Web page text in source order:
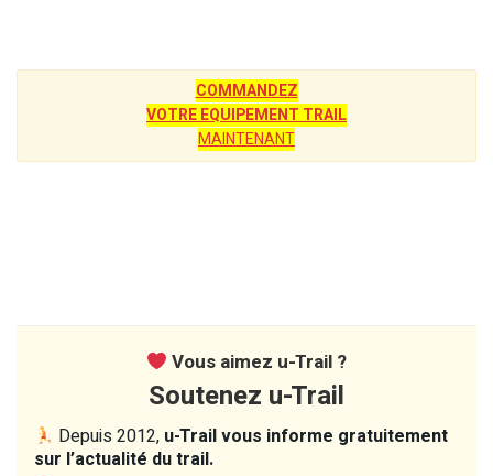
COMMANDEZ
VOTRE EQUIPEMENT TRAIL
MAINTENANT
Vous aimez u-Trail ?
Soutenez u-Trail
Depuis 2012, u-Trail vous informe gratuitement
sur l’actualité du trail.